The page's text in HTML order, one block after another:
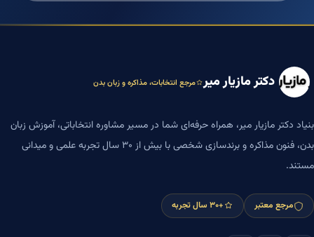
دکتر مازیار میر مرجع انتخابات، مذاکره و زبان بدن
بنیاد دکتر مازیار میر، همراه حرفه‌ای شما در مسیر مشاوره انتخاباتی، آموزش زبان
بدن، فنون مذاکره و برندسازی شخصی با بیش از ۳۰ سال تجربه علمی و میدانی
مستند.
مرجع معتبر +۳۰ سال تجربه